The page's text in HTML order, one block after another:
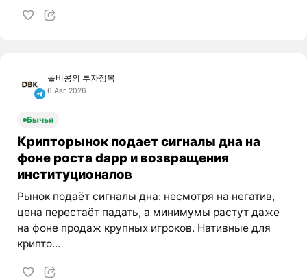
돌비콩의 투자정복
6 Авг 2026
Бычья
Крипторынок подает сигналы дна на
фоне роста dapp и возвращения
институционалов
Рынок подаёт сигналы дна: несмотря на негатив,
цена перестаёт падать, а минимумы растут даже
на фоне продаж крупных игроков. Нативные для
крипто...